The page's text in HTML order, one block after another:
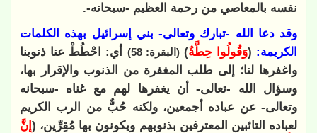
نفسه بالمعاصي من رحمة العظيم -سبحانه-.
وقد دعا الله -تبارك وتعالى- بني إسرائيل بهذه الكلمات
الكريمة: (وَقُولُوا حِطَّةٌ)(البقرة: 58)
أي: احْطُطْ عنا ذنوبنا
واغفرها لنا؛ إلى طلب المغفرة من الذنوب والإقرار بها،
وسؤال الله -تعالى- أن يغفرها لهم مع غناه -سبحانه
وتعالى- عن عباده أجمعين، ولكنه حُبٌّ من الرب الكريم
لعباده التائبين المعترفين بذنوبهم ويكونون بها مُقِرِّين، (إِنَّ